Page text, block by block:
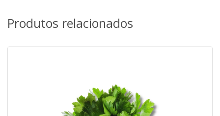
Produtos relacionados